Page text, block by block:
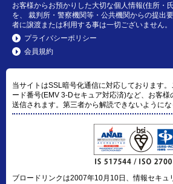
お客様からお預かりした大切な個人情報(住所・
を、 裁判所・警察機関等・公共機関からの提出
者に譲渡または利用する事は一切ございません。
プライバシーポリシー
会員規約
当サイトはSSL暗号化通信に対応しております
ード番号(EMV 3-Dセキュア対応済)など、お客様
送信されます。第三者から解読できないようにな
ブロードリンクは2007年10月10日、情報セキュ